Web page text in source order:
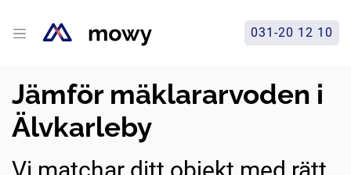
031-20 12 10
Jämför mäklararvoden i
Älvkarleby